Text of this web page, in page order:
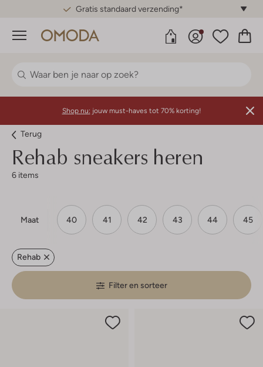
Gratis standaard verzending*
Menu
Shop nu: jouw must-haves tot 70% korting!
Terug
Rehab sneakers heren
6 items
Maat 40 41 42 43 44 45
Rehab
Filter en sorteer